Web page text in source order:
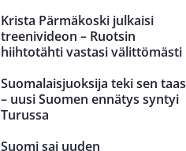
Krista Pärmäkoski julkaisi
treenivideon – Ruotsin
hiihtotähti vastasi välittömästi
Suomalaisjuoksija teki sen taas
– uusi Suomen ennätys syntyi
Turussa
Suomi sai uuden